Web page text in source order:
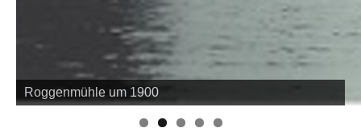
Roggenmühle um 1900
Roggenmühle im Jahre 1905